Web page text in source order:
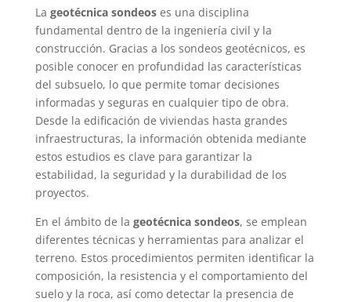
La geotécnica sondeoses una disciplina
fundamental dentro de la ingeniería civil y la
construcción. Gracias a los sondeos geotécnicos, es
posible conocer en profundidad las características
del subsuelo, lo que permite tomar decisiones
informadas y seguras en cualquier tipo de obra.
Desde la edificación de viviendas hasta grandes
infraestructuras, la información obtenida mediante
estos estudios es clave para garantizar la
estabilidad, la seguridad y la durabilidad de los
proyectos.
En el ámbito de la geotécnica sondeos, se emplean
diferentes técnicas y herramientas para analizar el
terreno. Estos procedimientos permiten identificar la
composición, la resistencia y el comportamiento del
suelo y la roca, así como detectar la presencia de